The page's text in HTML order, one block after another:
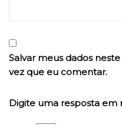
Salvar meus dados
vez que eu comentar.
Digite uma resposta em